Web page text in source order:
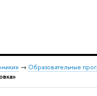
→ Образовательные